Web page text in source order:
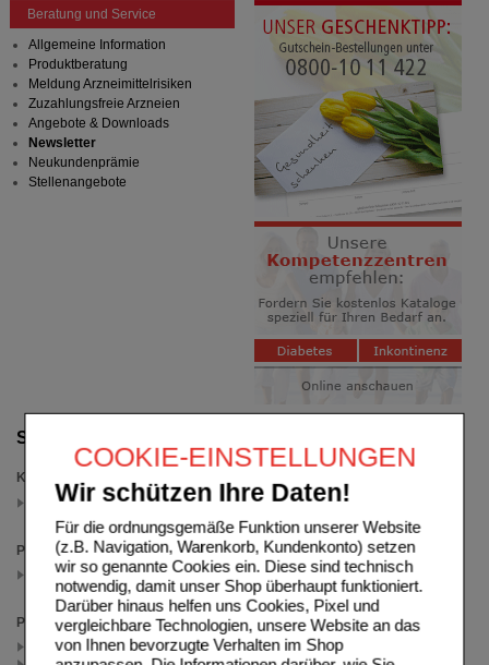
COOKIE-EINSTELLUNGEN
Wir schützen Ihre Daten!
Für die ordnungsgemäße Funktion unserer Website
(z.B. Navigation, Warenkorb, Kundenkonto) setzen
wir so genannte Cookies ein. Diese sind technisch
notwendig, damit unser Shop überhaupt funktioniert.
Darüber hinaus helfen uns Cookies, Pixel und
vergleichbare Technologien, unsere Website an das
von Ihnen bevorzugte Verhalten im Shop
Suche verfeinern
Kategorien
Sonstiges
Packungsgröße
400 g
(auswahl entfernen)
Preis
< 24.00 (2)
Beratung und Service
Allgemeine Information
Produktberatung
Meldung Arzneimittelrisiken
Zuzahlungsfreie Arzneien
Angebote & Downloads
Newsletter
Neukundenprämie
Stellenangebote